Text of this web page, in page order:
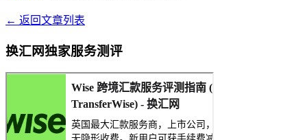
← 返回文章列表
换汇网独家服务测评